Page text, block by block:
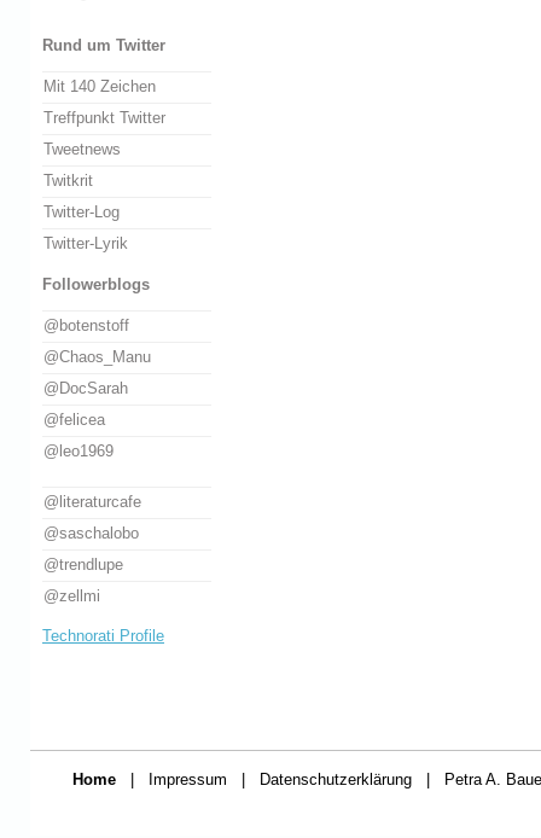
Rund um Twitter
Mit 140 Zeichen
Treffpunkt Twitter
Tweetnews
Twitkrit
Twitter-Log
Twitter-Lyrik
Followerblogs
@botenstoff
@Chaos_Manu
@DocSarah
@felicea
@leo1969
@literaturcafe
@saschalobo
@trendlupe
@zellmi
Technorati Profile
Home Impressum Datenschutzerklärung Petra A.